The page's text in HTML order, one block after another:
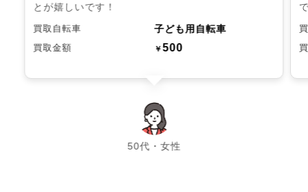
とが嬉しいです！
買取自転車 子ども用自転車
買取金額 ￥500
50代・女性
chevron_left chevron_right